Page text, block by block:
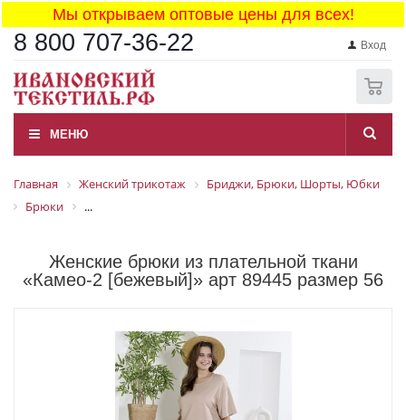
Мы открываем оптовые цены для всех!
8 800 707-36-22 Вход
МЕНЮ
Главная Женский трикотаж
Бриджи, Брюки, Шорты, Юбки
Брюки
...
Женские брюки из плательной ткани
«Камео-2 [бежевый]» арт 89445 размер 56